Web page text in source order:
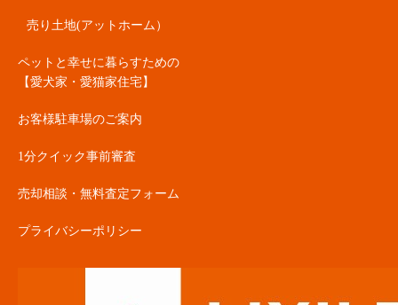
売り土地(アットホーム）
ペットと幸せに暮らすための
【愛犬家・愛猫家住宅】
お客様駐車場のご案内
1分クイック事前審査
売却相談・無料査定フォーム
プライバシーポリシー